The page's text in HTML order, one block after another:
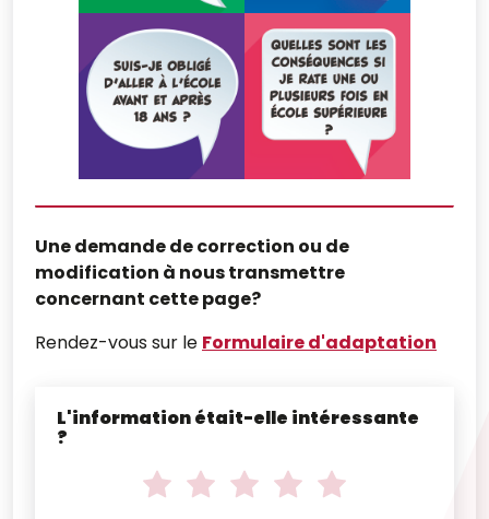
Une demande de correction ou de
modification à nous transmettre
concernant cette page?
Rendez-vous sur le Formulaire d'adaptation
L'information était-elle intéressante
?
N
o
Note Note Note Note Note